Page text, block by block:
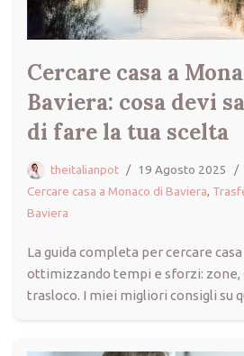
Cercare casa a
Baviera: cosa devi
di fare la tua scelta
theitalianpot
19 Agosto 2025
Cercare casa a Monaco di Baviera,
Baviera
La guida completa per cercare casa
ottimizzando tempi e sforzi: zone,
trasloco. I miei migliori consigli su